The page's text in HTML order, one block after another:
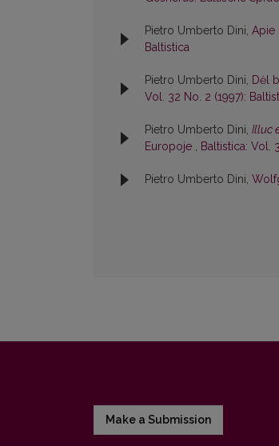
Pietro Umberto Dini, Apie
Baltistica
Pietro Umberto Dini, Dėl
Vol. 32 No. 2 (1997):
Pietro Umberto Dini, Illuc
Europoje , Baltistica: Vol.
Pietro Umberto Dini,
Make a Submission